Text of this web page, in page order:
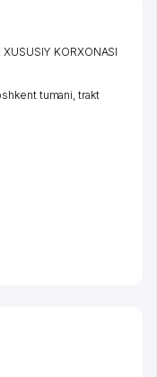
KORXONASI
tumani,trakt